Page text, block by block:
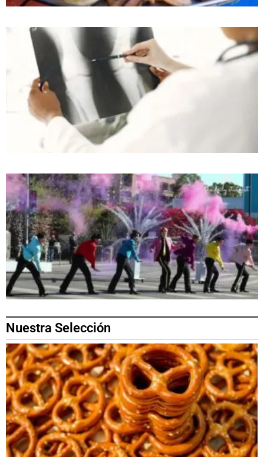
Nuestra Selección